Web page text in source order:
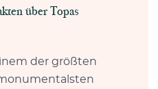
über Topas
der größten